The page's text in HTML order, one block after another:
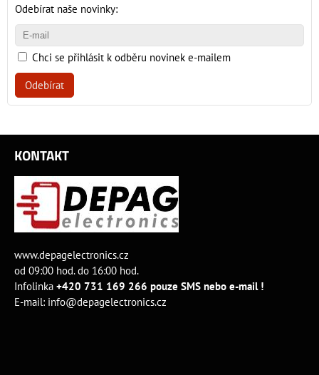
Odebírat naše novinky:
Chci se přihlásit k odběru novinek e-mailem
Odebírat
KONTAKT
www.depagelectronics.cz
od 09:00 hod. do 16:00 hod.
Infolinka +420 731 169 266 pouze SMS nebo e-mail !
E-mail: info@depagelectronics.cz